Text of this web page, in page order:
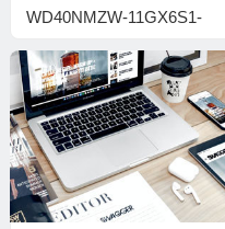
WD40NMZW-11GX6S1-
WX31D587S2J8-
0002001P-2140